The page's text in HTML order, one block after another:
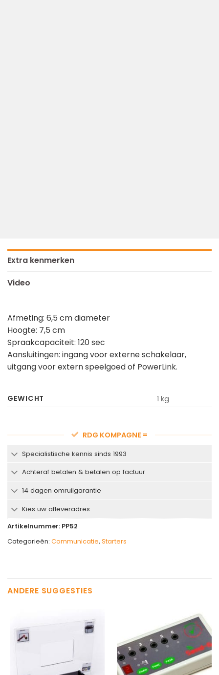
Extra kenmerken
Video
Afmeting: 6,5 cm diameter
Hoogte: 7,5 cm
Spraakcapaciteit: 120 sec
Aansluitingen: ingang voor externe schakelaar,
uitgang voor extern speelgoed of PowerLink.
GEWICHT 1 kg
RDG KOMPAGNE =
Specialistische kennis sinds 1993
Achteraf betalen & betalen op factuur
14 dagen omruilgarantie
Kies uw afleveradres
Artikelnummer: PP52
Categorieën: Communicatie, Starters
ANDERE SUGGESTIES